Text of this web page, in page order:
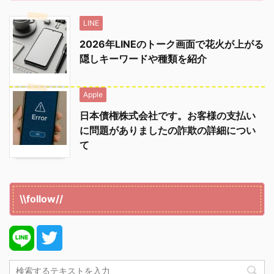
LINE
2026年LINEのトーク画面で花火が上がる
隠しキーワードや種類を紹介
Apple
日本債権株式会社です。お客様の支払い
に問題がありましたの詐欺の詳細につい
て
\\follow//